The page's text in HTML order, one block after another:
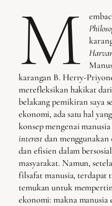
M
karangan B. Herry-
merefleksikan hakikat
belakang pemikiran saya
ekonomi, ada satu hal
konsep mengenai
interestdan
dan efisien dalam
masyarakat. Namun,
filsafat manusia, terdapat
temukan untuk
ekonomi: makna